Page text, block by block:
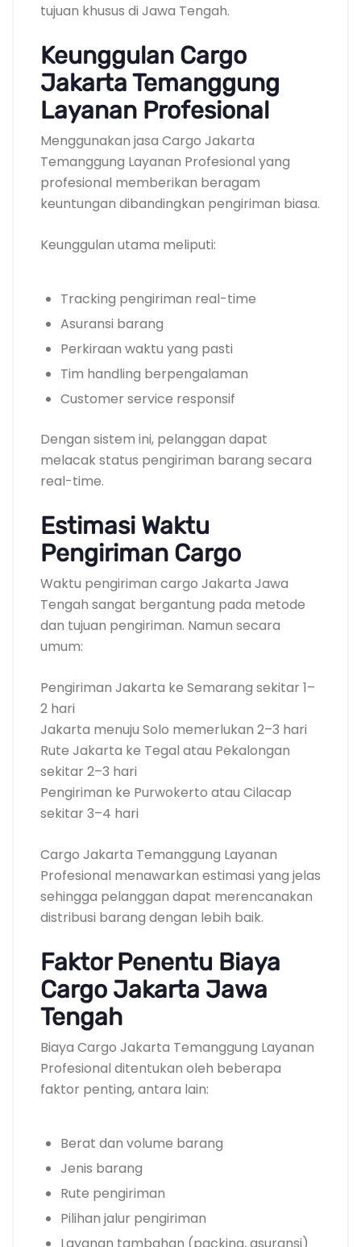
tujuan khusus di Jawa Tengah.
Keunggulan Cargo
Jakarta Temanggung
Layanan Profesional
Menggunakan jasa Cargo Jakarta
Temanggung Layanan Profesional yang
profesional memberikan beragam
keuntungan dibandingkan pengiriman biasa.
Keunggulan utama meliputi:
Tracking pengiriman real-time
Asuransi barang
Perkiraan waktu yang pasti
Tim handling berpengalaman
Customer service responsif
Dengan sistem ini, pelanggan dapat
melacak status pengiriman barang secara
real-time.
Estimasi Waktu
Pengiriman Cargo
Waktu pengiriman cargo Jakarta Jawa
Tengah sangat bergantung pada metode
dan tujuan pengiriman. Namun secara
umum:
Pengiriman Jakarta ke Semarang sekitar 1–
2 hari
Jakarta menuju Solo memerlukan 2–3 hari
Rute Jakarta ke Tegal atau Pekalongan
sekitar 2–3 hari
Pengiriman ke Purwokerto atau Cilacap
sekitar 3–4 hari
Cargo Jakarta Temanggung Layanan
Profesional menawarkan estimasi yang jelas
sehingga pelanggan dapat merencanakan
distribusi barang dengan lebih baik.
Faktor Penentu Biaya
Cargo Jakarta Jawa
Tengah
Biaya Cargo Jakarta Temanggung Layanan
Profesional ditentukan oleh beberapa
faktor penting, antara lain:
Berat dan volume barang
Jenis barang
Rute pengiriman
Pilihan jalur pengiriman
Layanan tambahan (packing, asuransi)